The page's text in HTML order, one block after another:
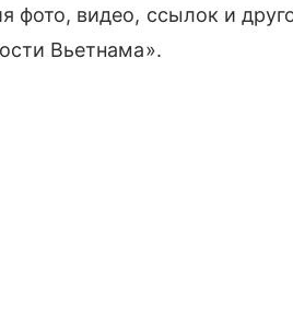
фото, видео, ссылок и
Вьетнама».